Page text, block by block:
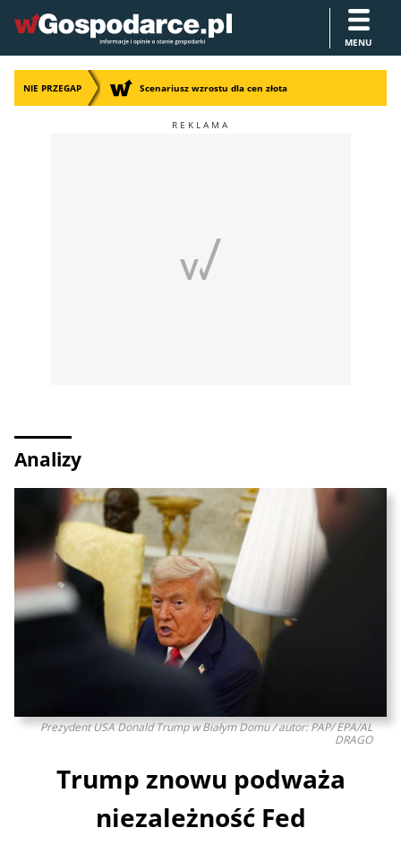
MENU
NIE PRZEGAP Scenariusz wzrostu dla cen złota
Analizy
Prezydent USA Donald Trump w Białym Domu / autor: PAP/ EPA/AL
DRAGO
Trump znowu podważa
niezależność Fed